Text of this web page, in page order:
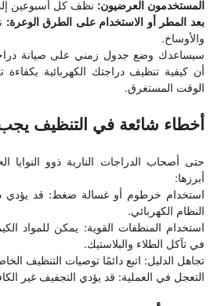
المستخدمون العرضيون: نظف كل أسبوعين إلى
بعد المطر أو الاستخدام على الطرق الوعرة:
والأوساخ.
سيساعدك وضع جدول زمني على صيانة
أن كيفية تنظيف دراجتك الكهربائية بكفاءة
الوقت المستغرق.
أخطاء شائعة في التنظيف يجب
حتى أصحاب الدراجات النارية ذوو النوايا
أبرزها:
استخدام خرطوم أو غسالة ضغط: قد يؤدي
النظام الكهربائي.
استخدام المنظفات القوية: يمكن للمواد
في تآكل الطلاء والبلاستيك.
تجاهل الدليل: اتبع دائمًا توصيات التنظيف
التعجل في العملية: قد يؤدي التجفيف غير